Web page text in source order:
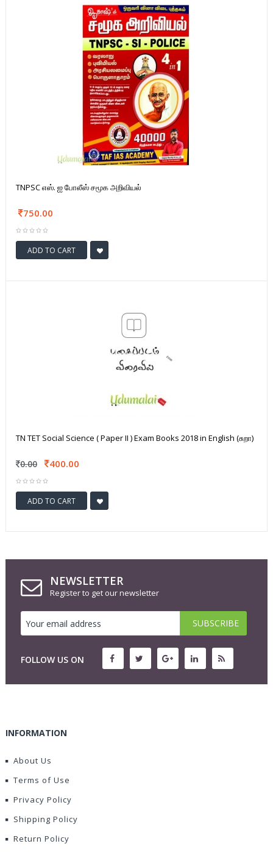
TNPSC எஸ். ஐ போலீஸ் சமூக அறிவியல்
750.00
ADD TO CART
TN TET Social Science ( Paper II ) Exam Books 2018 in English (சுறா)
0.00 400.00
ADD TO CART
NEWSLETTER
Register to get our newsletter
FOLLOW US ON
INFORMATION
About Us
Terms of Use
Privacy Policy
Shipping Policy
Return Policy